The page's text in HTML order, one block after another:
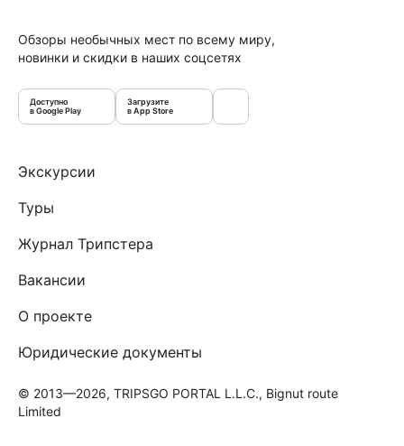
Обзоры необычных мест по всему миру,
новинки и скидки в наших соцсетях
Доступно
в Google Play
Загрузите
в App Store
Экскурсии
Туры
Журнал Трипстера
Вакансии
О проекте
Юридические документы
© 2013—2026, TRIPSGO PORTAL L.L.C., Bignut route
Limited